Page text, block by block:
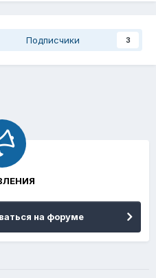
Подписчики 3
на форуме